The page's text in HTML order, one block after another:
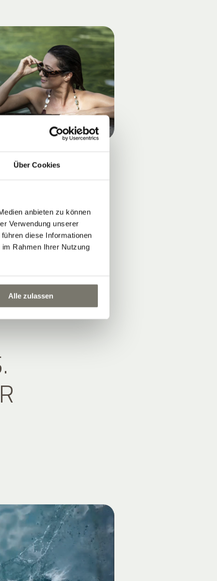
Über Cookies
anbieten zu können
Verwendung unserer
diese Informationen
Rahmen Ihrer Nutzung
Alle zulassen